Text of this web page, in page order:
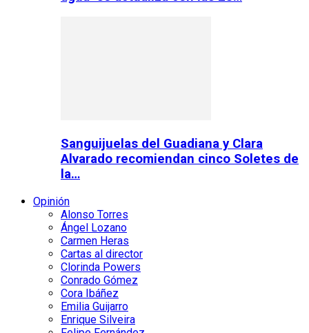
Sanguijuelas del Guadiana y Clara
Alvarado recomiendan cinco Soletes de
la…
Opinión
Alonso Torres
Ángel Lozano
Carmen Heras
Cartas al director
Clorinda Powers
Conrado Gómez
Cora Ibáñez
Emilia Guijarro
Enrique Silveira